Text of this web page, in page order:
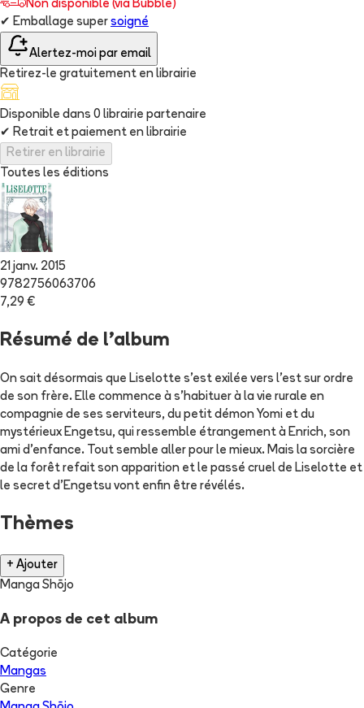
Non disponible (via Bubble)
✔ Emballage super soigné
Alertez-moi par email
Retirez-le gratuitement en librairie
Disponible dans 0 librairie partenaire
✔ Retrait et paiement en librairie
Retirer en librairie
Toutes les éditions
21 janv. 2015
9782756063706
7,29 €
Résumé de l'album
On sait désormais que Liselotte s'est exilée vers l'est sur ordre
de son frère. Elle commence à s'habituer à la vie rurale en
compagnie de ses serviteurs, du petit démon Yomi et du
mystérieux Engetsu, qui ressemble étrangement à Enrich, son
ami d'enfance. Tout semble aller pour le mieux. Mais la sorcière
de la forêt refait son apparition et le passé cruel de Liselotte et
le secret d'Engetsu vont enfin être révélés.
Thèmes
+ Ajouter
Manga Shōjo
A propos de cet album
Catégorie
Mangas
Genre